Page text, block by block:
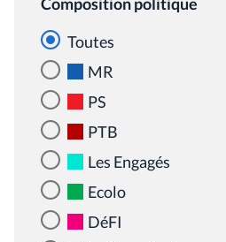
Composition politique
Toutes
MR
PS
PTB
Les Engagés
Ecolo
DéFI